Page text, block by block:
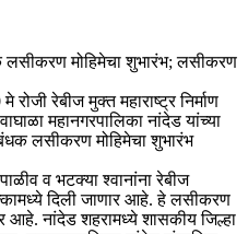
लसीकरण मोहिमेचा शुभारंभ; लसीकरण
रोजी रेबीज मुक्त महाराष्ट्र निर्माण
महानगरपालिका नांदेड यांच्या
लसीकरण मोहिमेचा शुभारंभ
व भटक्या श्वानांना रेबीज
दिली जाणार आहे. हे लसीकरण
आहे. नांदेड शहरामध्ये शासकीय जिल्हा